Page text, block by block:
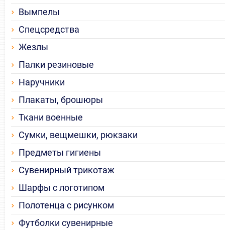
Вымпелы
Спецсредства
Жезлы
Палки резиновые
Наручники
Плакаты, брошюры
Ткани военные
Сумки, вещмешки, рюкзаки
Предметы гигиены
Сувенирный трикотаж
Шарфы с логотипом
Полотенца с рисунком
Футболки сувенирные